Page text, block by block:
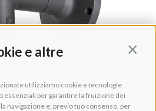
e altre
utilizziamo cookie e tecnologie
per garantire la fruizione dei
navigazione e, previo tuo consenso, per